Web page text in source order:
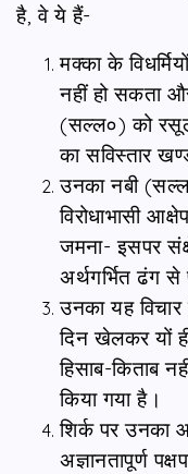
है, वे ये हैं-
मक्का के
नहीं हो सकता
(सल्ल०) को
का सविस्तार
उनका नबी
विरोधाभासी
जमना- इसपर
अर्थगर्भित ढंग
उनका यह
दिन खेलकर यों
हिसाब-किताब
किया गया है।
शिर्क पर उनका
अज्ञानतापूर्ण